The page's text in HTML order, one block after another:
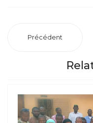
Précédent